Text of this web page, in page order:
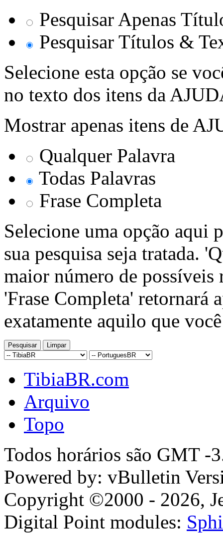
Pesquisar Apenas
Pesquisar Títulos &
Selecione esta opção se
no texto dos itens da
Mostrar apenas itens de
Qualquer Palavra
Todas Palavras
Frase Completa
Selecione uma opção aqui
sua pesquisa seja tratada.
maior número de possíveis
'Frase Completa' retornará
exatamente aquilo que
TibiaBR.com
Arquivo
Topo
Todos horários são GMT -
Powered by: vBulletin
Copyright ©2000 - 2026,
Digital Point modules: